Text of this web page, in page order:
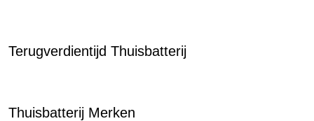
Terugverdientijd Thuisbatterij
Thuisbatterij Merken